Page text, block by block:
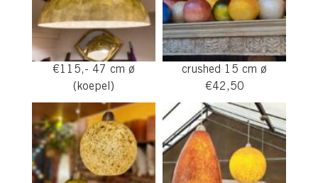
€115,- 47 cm ø
(koepel)
crushed 15 cm ø
€42,50